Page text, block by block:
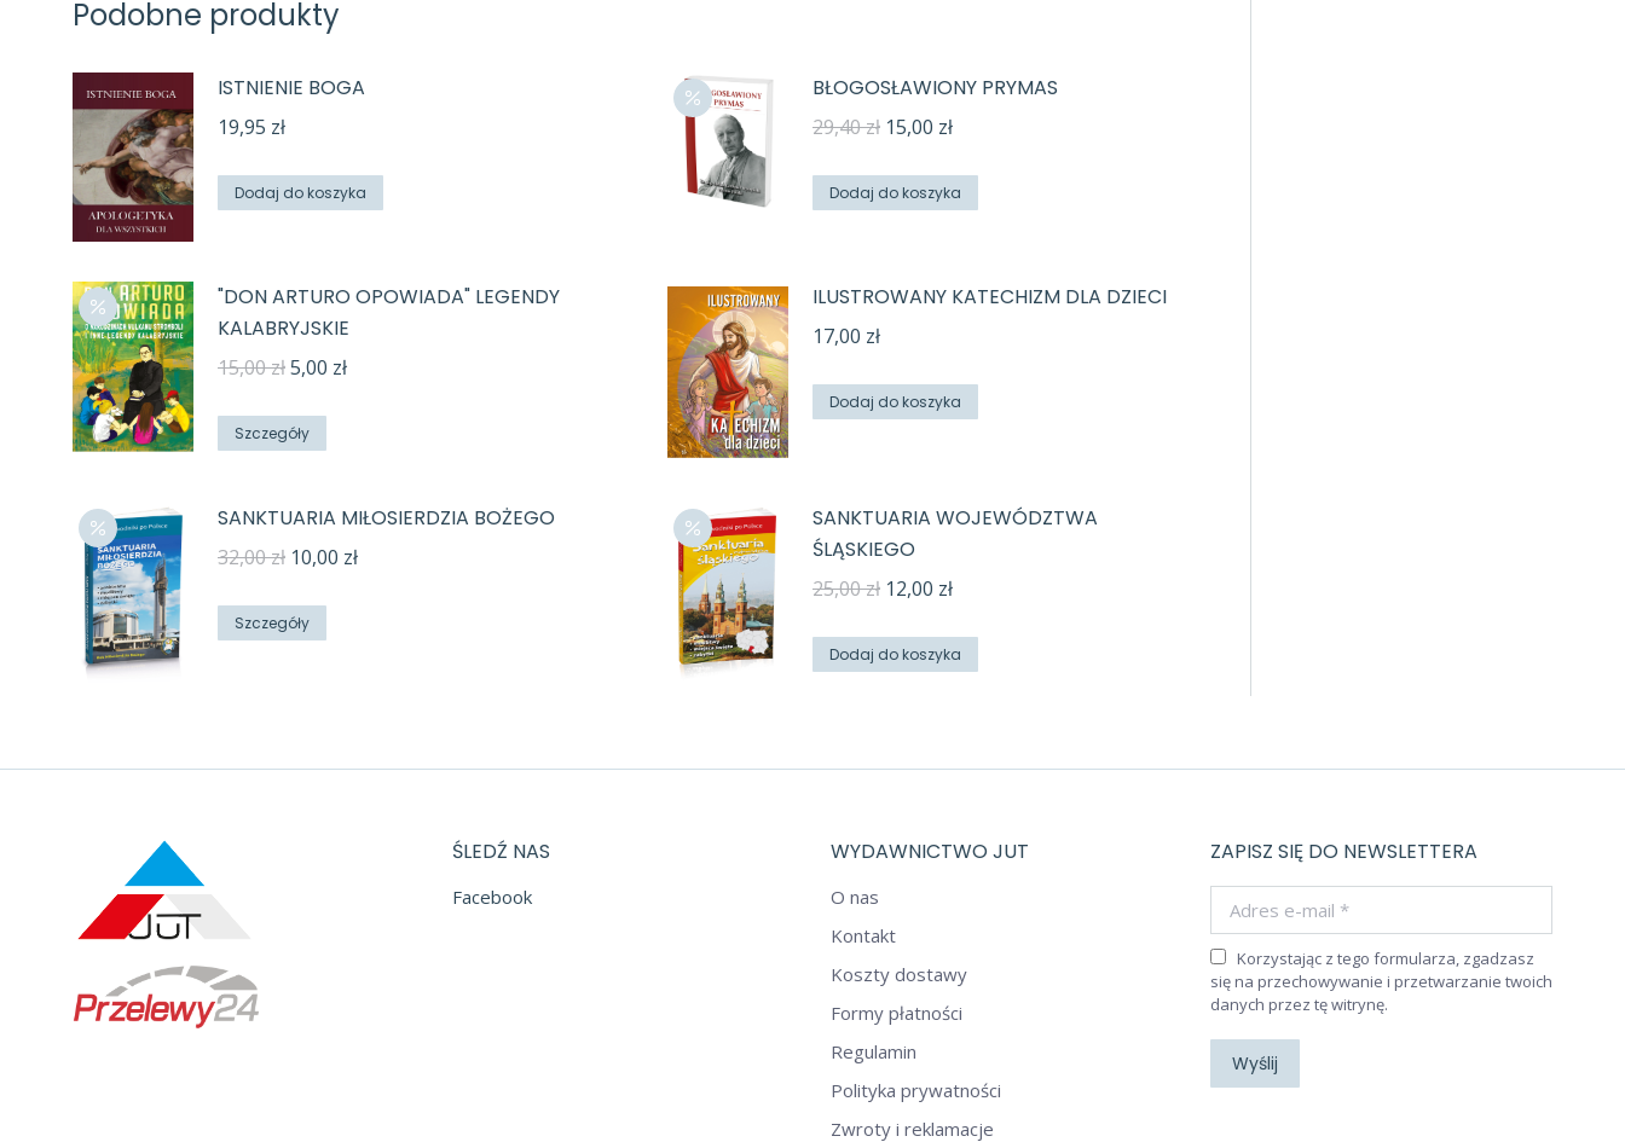
Podobne produkty
ISTNIENIE BOGA
19,95 zł
Dodaj do koszyka
BŁOGOSŁAWIONY PRYMAS
29,40zł Pierwotna
wynosiła:
15,00 złAktualna
wynosi:
Dodaj do koszyka
"DON ARTURO OPOWIADA" LEGENDY
KALABRYJSKIE
15,00złPierwotna
wynosiła:
5,00 złAktualna
Szczegóły
ILUSTROWANY KATECHIZM DLA DZIECI
17,00 zł
Dodaj do koszyka
SANKTUARIA MIŁOSIERDZIA BOŻEGO
32,00zł Pierwotna
wynosiła:
10,00 złAktualna
Szczegóły
SANKTUARIA WOJEWÓDZTWA
ŚLĄSKIEGO
25,00zł Pierwotna
wynosiła:
12,00 złAktualna
wynosi:
Dodaj do koszyka
ŚLEDŹ NAS
Facebook
WYDAWNICTWO JUT
O nas
Kontakt
Koszty dostawy
Formy płatności
Regulamin
Polityka prywatności
Zwroty i reklamacje
ZAPISZ SIĘ DO NEWSLETTERA
Korzystając z tego formularza, zgadzasz
się na przechowywanie i przetwarzanie twoich
danych przez tę witrynę.
Wyślij